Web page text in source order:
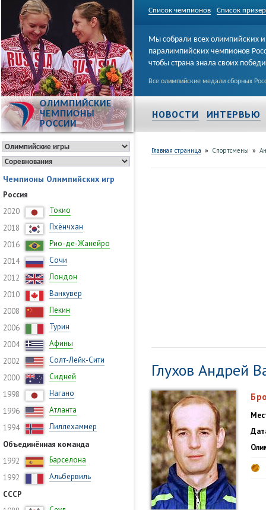
Список чемпионов Список
ОЛИМПИЙСКИЕ
ЧЕМПИОНЫ
РОССИИ
Мы собрали всех олимпийских и
паралимпийских чемпионов
чтобы страна знала своих
Все олимпийские медали сборных
НОВОСТИ ИНТЕРВЬЮ
Чемпионы Олимпийских игр
Россия
2020
Токио
2018
Пхёнчхан
2016
Рио-де-Жанейро
2014
Сочи
2012
Лондон
2010
Ванкувер
2008
Пекин
2006
Турин
2004
Афины
2002
Солт-Лейк-Сити
2000
Сидней
1998
Нагано
1996
Атланта
1994
Лиллехаммер
Объединённая команда
1992
Барселона
1992
Альбервиль
СССР
Главная страница » Спортсмены »
Глухов Андрей